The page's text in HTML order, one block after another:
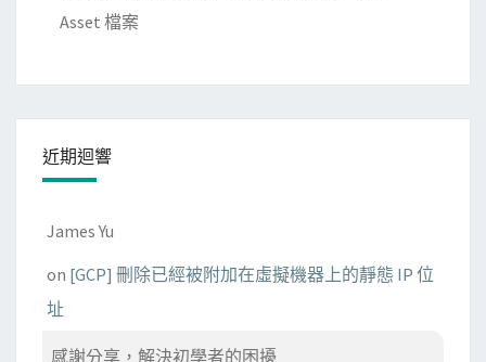
Asset 檔案
近期迴響
James Yu
on [GCP] 刪除已經被附加在虛擬機器上的靜態 IP 位
址
感謝分享，解決初學者的困擾